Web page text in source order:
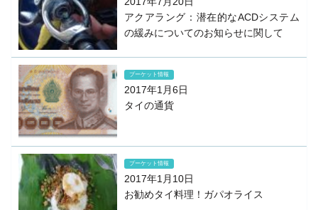
アクアラング：潜在的なACDシステム
の緩みについてのお知らせに関して
プーケット情報
2017年1月6日
タイの通貨
プーケット情報
2017年1月10日
お勧めタイ料理！ガパオライス